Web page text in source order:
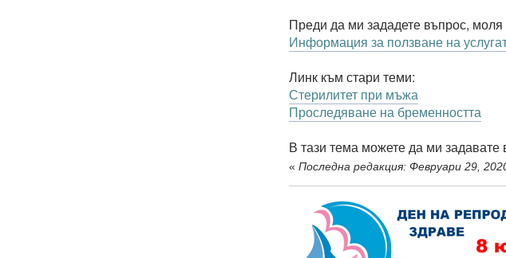
Преди да ми зададете въпрос, моля
Информация за ползване на
Линк към стари теми:
Стерилитет при мъжа
Проследяване на бременността
В тази тема можете да ми
« Последна редакция: Февруари 29,